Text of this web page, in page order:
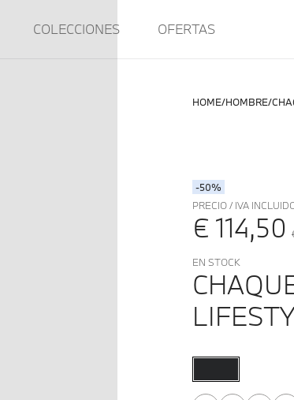
COLECCIONES OFERTAS
HOME HOMBRE
-50%
PRECIO / IVA
€ 114,50
EN STOCK